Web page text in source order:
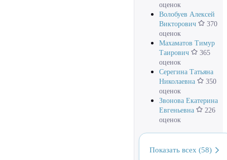
оценок
Волобуев Алексей
Викторович
370
оценок
Махаматов Тимур
Таирович
365
оценок
Серегина Татьяна
Николаевна
350
оценок
Звонова Екатерина
Евгеньевна
226
оценок
Показать всех (58)